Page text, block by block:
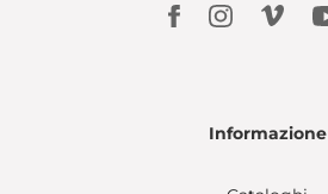
Informazione